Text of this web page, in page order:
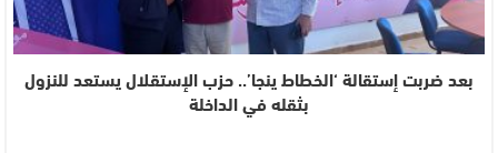
بعد ضربت إستقالة ‘الخطاط ينجا’.. حزب الإستقلال يستعد للنزول
بثقله في الداخلة